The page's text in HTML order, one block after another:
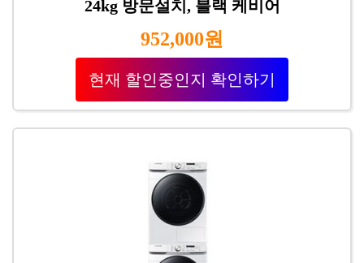
24kg 방문설치, 블랙 케비어
952,000원
현재 할인중인지 확인하기